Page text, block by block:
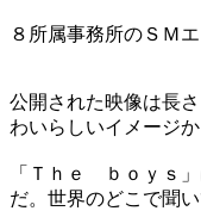
８所属事務所のＳＭ
公開された映像は長
わいらしいイメージか
「Ｔｈｅ ｂｏｙｓ
だ。世界のどこで聞